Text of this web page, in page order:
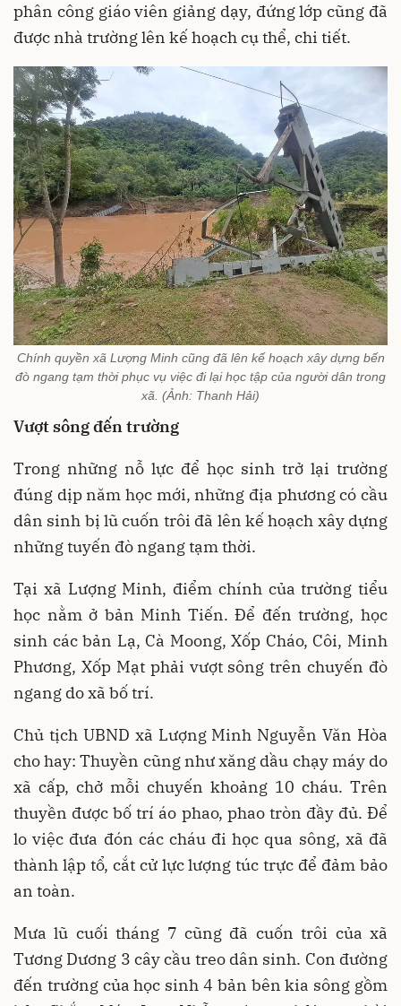
phân công giáo viên giảng dạy, đứng lớp cũng đã
được nhà trường lên kế hoạch cụ thể, chi tiết.
Chính quyền xã Lượng Minh cũng đã lên kế hoạch xây dựng bến
đò ngang tạm thời phục vụ việc đi lại học tập của người dân trong
xã. (Ảnh: Thanh Hải)
Vượt sông đến trường
Trong những nỗ lực để học sinh trở lại trường
đúng dịp năm học mới, những địa phương có cầu
dân sinh bị lũ cuốn trôi đã lên kế hoạch xây dựng
những tuyến đò ngang tạm thời.
Tại xã Lượng Minh, điểm chính của trường tiểu
học nằm ở bản Minh Tiến. Để đến trường, học
sinh các bản Lạ, Cà Moong, Xốp Cháo, Côi, Minh
Phương, Xốp Mạt phải vượt sông trên chuyến đò
ngang do xã bố trí.
Chủ tịch UBND xã Lượng Minh Nguyễn Văn Hòa
cho hay: Thuyền cũng như xăng dầu chạy máy do
xã cấp, chở mỗi chuyến khoảng 10 cháu. Trên
thuyền được bố trí áo phao, phao tròn đầy đủ. Để
lo việc đưa đón các cháu đi học qua sông, xã đã
thành lập tổ, cắt cử lực lượng túc trực để đảm bảo
an toàn.
Mưa lũ cuối tháng 7 cũng đã cuốn trôi của xã
Tương Dương 3 cây cầu treo dân sinh. Con đường
đến trường của học sinh 4 bản bên kia sông gồm